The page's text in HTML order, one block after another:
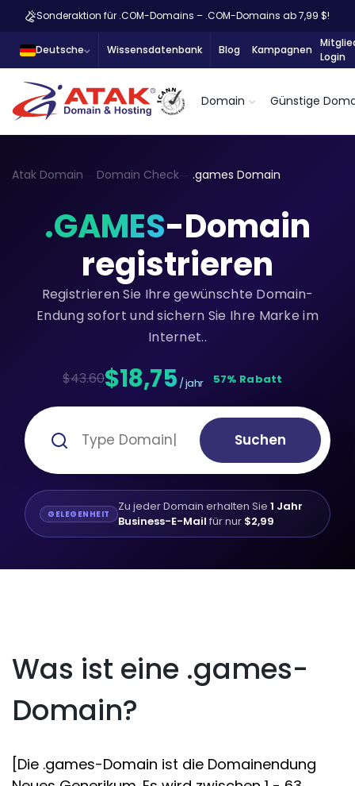
Sonderaktion für .COM-Domains – .COM-Domains ab 7,99 $!
Deutsche Wissensdatenbank Blog Kampagnen
Login
Domain Günstige
Atak Domain Domain Check .games Domain
.GAMES-Domain
registrieren
Registrieren Sie Ihre gewünschte Domain-
Endung sofort und sichern Sie Ihre Marke im
Internet..
$43.60$18,75 / jahr 57% Rabatt
Suchen
GELEGENHEIT Zu jeder Domain erhalten Sie 1 Jahr
Business-E-Mail für nur $2,99
Was ist eine .games-
Domain?
[Die .games-Domain ist die Domainendung